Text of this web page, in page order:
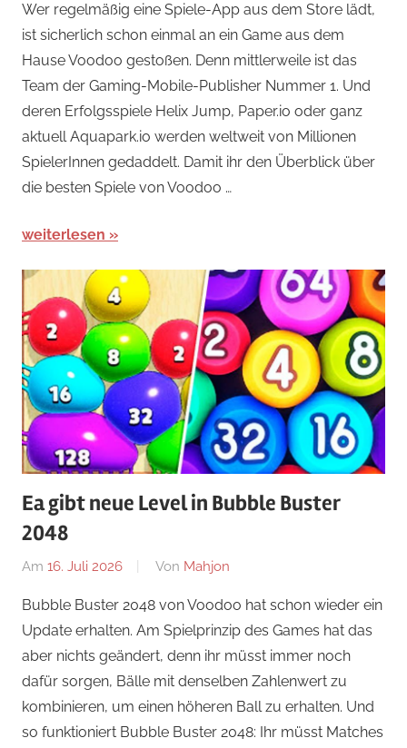
Arcade-
Spiele,
iPad,
iPhone
Wer regelmäßig eine Spiele-App aus dem Store lädt,
ist sicherlich schon einmal an ein Game aus dem
Hause Voodoo gestoßen. Denn mittlerweile ist das
Team der Gaming-Mobile-Publisher Nummer 1. Und
deren Erfolgsspiele Helix Jump, Paper.io oder ganz
aktuell Aquapark.io werden weltweit von Millionen
SpielerInnen gedaddelt. Damit ihr den Überblick über
die besten Spiele von Voodoo …
weiterlesen
Ea gibt neue Level in Bubble Buster
2048
Am 16. Juli 2026 Von Mahjon
Spiele ,
Arcade-
Spiele ,
Arcade-
Spiele,
News
Bubble Buster 2048 von Voodoo hat schon wieder ein
Update erhalten. Am Spielprinzip des Games hat das
aber nichts geändert, denn ihr müsst immer noch
dafür sorgen, Bälle mit denselben Zahlenwert zu
kombinieren, um einen höheren Ball zu erhalten. Und
so funktioniert Bubble Buster 2048: Ihr müsst Matches